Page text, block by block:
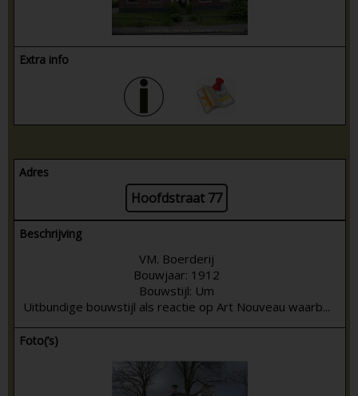
Extra info
Adres
Hoofdstraat 77
Beschrijving
VM. Boerderij
Bouwjaar: 1912
Bouwstijl: Um
Uitbundige bouwstijl als reactie op Art Nouveau waarb...
Foto(’s)